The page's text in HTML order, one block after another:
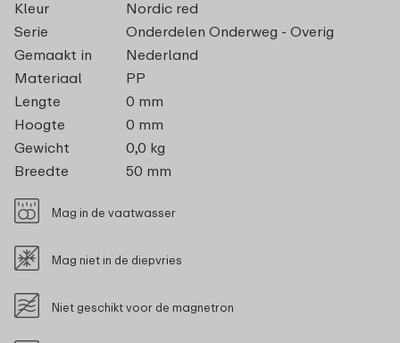
Kleur
Nordic red
Serie
Onderdelen Onderweg - Overig
Gemaakt in
Nederland
Materiaal
PP
Lengte
0 mm
Hoogte
0 mm
Gewicht
0,0 kg
Breedte
50 mm
Mag in de vaatwasser
Mag niet in de diepvries
Niet geschikt voor de magnetron